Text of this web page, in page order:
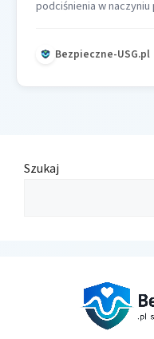
podciśnienia w
Bezpieczne-USG.pl
Szukaj